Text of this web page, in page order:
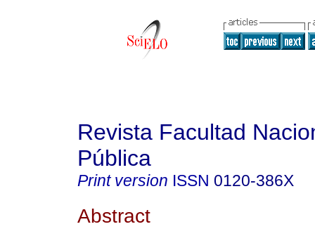
Revista Facultad
Pública
Print version ISSN 0120-386X
Abstract